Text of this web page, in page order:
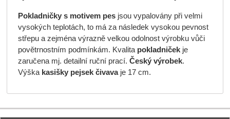
Pokladničky s motivem pes jsou vypalovány při velmi
vysokých teplotách, to má za následek vysokou pevnost
střepu a zejména výrazně velkou odolnost výrobku vůči
povětrnostním podmínkám. Kvalita pokladničekje
zaručena mj. detailní ruční prací. Český výrobek.
Výškakasišky pejsek čivava je 17 cm.